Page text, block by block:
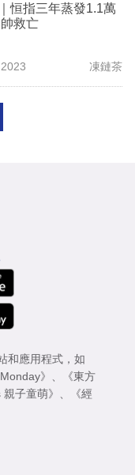
恒指三年蒸發1.1萬
救亡
凍鏈茶
和應用程式，如
》 、
《東方
子童萌》 、
《經